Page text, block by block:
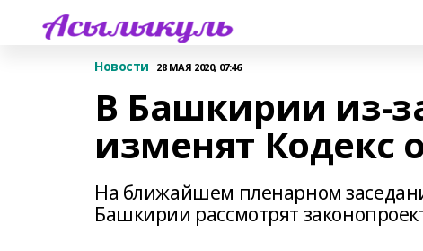
Новости 28 МАЯ 2020, 07:46
В Башкирии из-
изменят Кодекс
На ближайшем пленарном
Башкирии рассмотрят